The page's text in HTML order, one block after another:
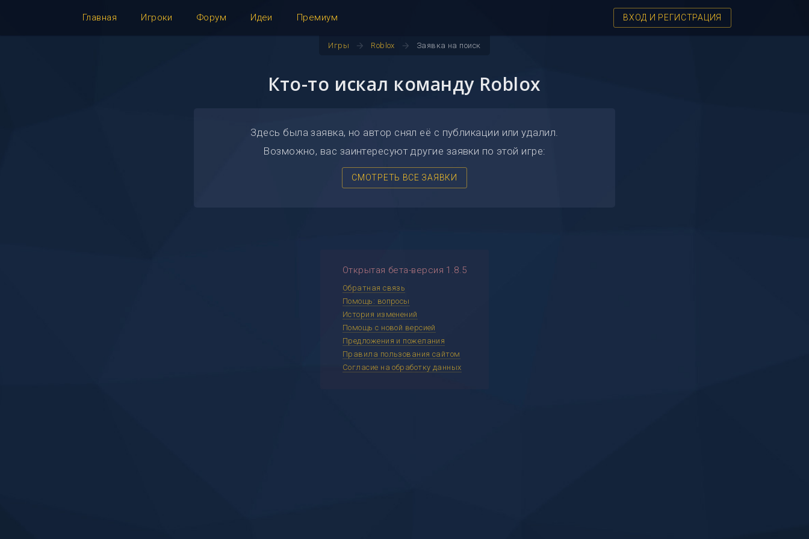
Главная Игроки Форум Идеи Премиум ВХОД И РЕГИСТРАЦИЯ
Игры arrow_forward Roblox arrow_forward Заявка на поиск
Кто-то искал команду Roblox
Здесь была заявка, но автор снял её с публикации или удалил.
Возможно, вас заинтересуют другие заявки по этой игре:
СМОТРЕТЬ ВСЕ ЗАЯВКИ
Открытая бета-версия 1.8.5
Обратная связь
Помощь: вопросы
История изменений
Помощь с новой версией
Предложения и пожелания
Правила пользования сайтом
Согласие на обработку данных